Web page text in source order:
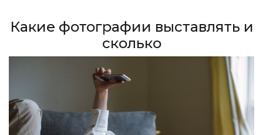
Какие фотографии выставлять и
сколько